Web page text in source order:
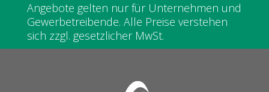
Angebote gelten nur für Unternehmen und
Gewerbetreibende. Alle Preise verstehen
sich zzgl. gesetzlicher MwSt.